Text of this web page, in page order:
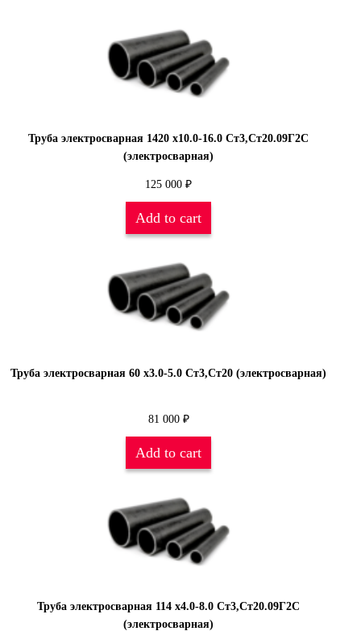
Труба электросварная 1420 х10.0-16.0 Ст3,Ст20.09Г2С
(электросварная)
125 000 ₽
Add to cart
Труба электросварная 60 х3.0-5.0 Ст3,Ст20 (электросварная)
81 000 ₽
Add to cart
Труба электросварная 114 х4.0-8.0 Ст3,Ст20.09Г2С
(электросварная)